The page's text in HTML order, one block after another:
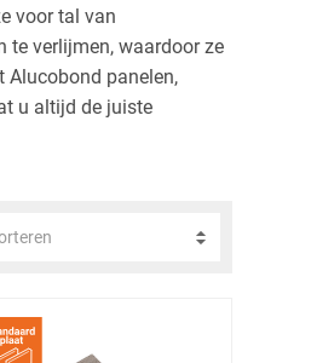
voor tal van
te verlijmen, waardoor ze
Alucobond panelen,
u altijd de juiste